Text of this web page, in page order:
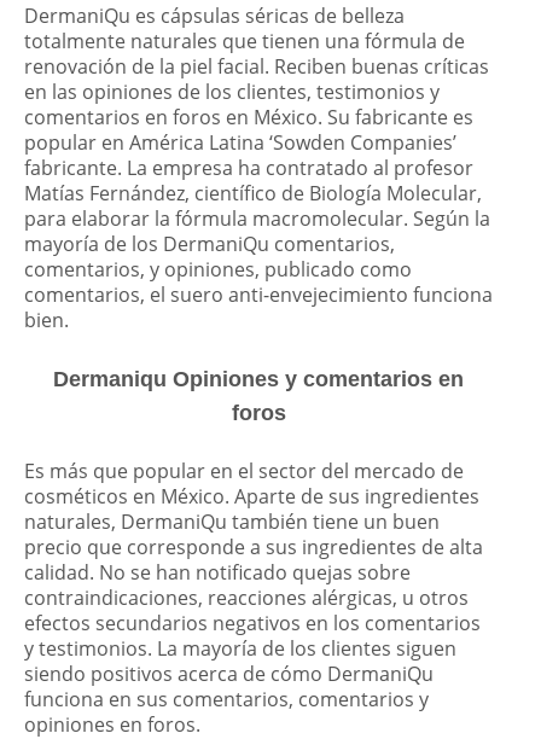
DermaniQu es cápsulas séricas de belleza
totalmente naturales que tienen una fórmula de
renovación de la piel facial. Reciben buenas críticas
en las opiniones de los clientes, testimonios y
comentarios en foros en México. Su fabricante es
popular en América Latina ‘Sowden Companies’
fabricante. La empresa ha contratado al profesor
Matías Fernández, científico de Biología Molecular,
para elaborar la fórmula macromolecular. Según la
mayoría de los DermaniQu comentarios,
comentarios, y opiniones, publicado como
comentarios, el suero anti-envejecimiento funciona
bien.
Dermaniqu Opiniones y comentarios en
foros
Es más que popular en el sector del mercado de
cosméticos en México. Aparte de sus ingredientes
naturales, DermaniQu también tiene un buen
precio que corresponde a sus ingredientes de alta
calidad. No se han notificado quejas sobre
contraindicaciones, reacciones alérgicas, u otros
efectos secundarios negativos en los comentarios
y testimonios. La mayoría de los clientes siguen
siendo positivos acerca de cómo DermaniQu
funciona en sus comentarios, comentarios y
opiniones en foros.